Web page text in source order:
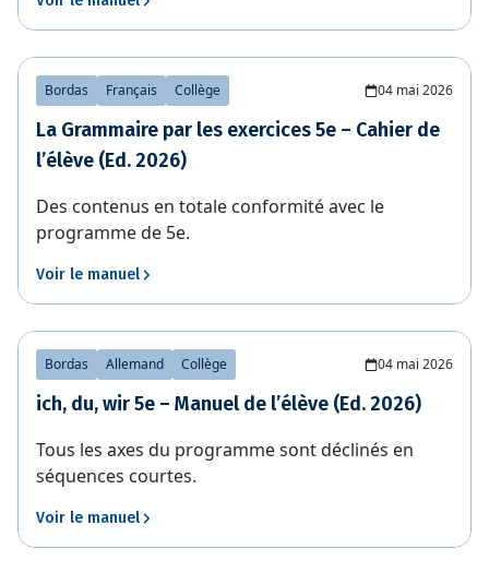
Bordas Français Collège 04 mai 2026
La Grammaire par les exercices 5e – Cahier de
l’élève (Ed. 2026)
Des contenus en totale conformité avec le
programme de 5e.
Voir le manuel
Bordas Allemand Collège 04 mai 2026
ich, du, wir 5e – Manuel de l’élève (Ed. 2026)
Tous les axes du programme sont déclinés en
séquences courtes.
Voir le manuel